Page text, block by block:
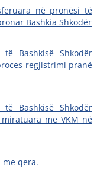
në pronësi të
Bashkia Shkodër
Bashkisë Shkodër
regjistrimi pranë
Bashkisë Shkodër
me VKM në
qera.